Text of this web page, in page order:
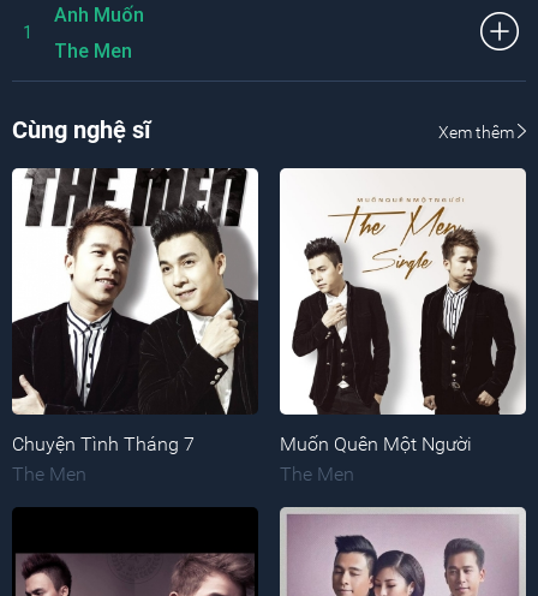
1
Anh Muốn
The Men
Cùng nghệ sĩ Xem thêm
Chuyện Tình Tháng 7
The Men
Muốn Quên Một Người
The Men